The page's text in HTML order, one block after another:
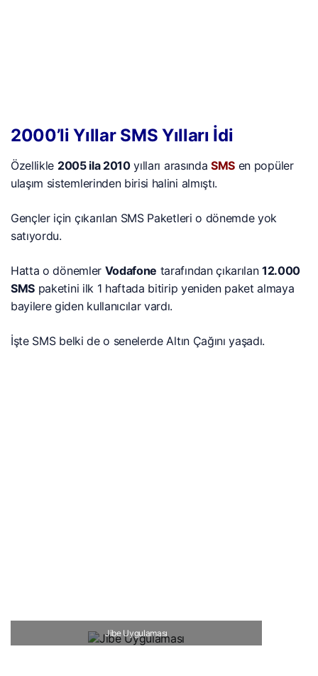
2000’li Yıllar SMS Yılları İdi
Özellikle 2005 ila 2010yılları arasında SMS en popüler
ulaşım sistemlerinden birisi halini almıştı.
Gençler için çıkarılan SMS Paketleri o dönemde yok
satıyordu.
Hatta o dönemler Vodafone tarafından çıkarılan12.000
SMS paketini ilk 1 haftada bitirip yeniden paket almaya
bayilere giden kullanıcılar vardı.
İşte SMS belki de o senelerde Altın Çağını yaşadı.
Jibe Uygulaması